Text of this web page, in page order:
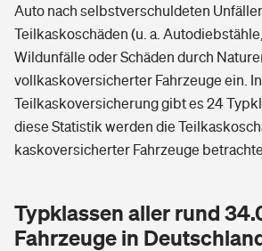
Auto nach selbstverschuldeten
Teilkaskoschäden (u. a.
Wildunfälle oder Schäden durch
vollkaskoversicherter Fahrzeuge ein.
Teilkaskoversicherung gibt es 24
diese Statistik werden die
kaskoversicherter Fahrzeuge
Typklassen aller rund
Fahrzeuge in